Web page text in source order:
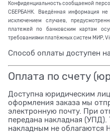
Конфиденциальность сообщаемой
СБЕРБАНК. Введённая информация не
исключением случаев,
платежей по банковским картам
требованиями платёжных систем МИР,
Способ оплаты доступен
Оплата по счету
Доступна юридическим
оформления заказа мы
электронную почту. При
передана накладная
накладным не облагаются